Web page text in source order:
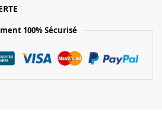
100% Sécurisé